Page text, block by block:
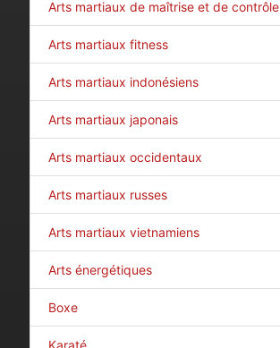
Arts martiaux de maîtrise et de contrôle
Arts martiaux fitness
Arts martiaux indonésiens
Arts martiaux japonais
Arts martiaux occidentaux
Arts martiaux russes
Arts martiaux vietnamiens
Arts énergétiques
Boxe
Karaté